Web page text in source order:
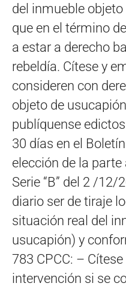
del inmueble
que en el término
a estar a derecho
rebeldía. Cítese y
consideren con
objeto de
publíquense
30 días en el
elección de la
Serie “B” del 2 /
diario ser de tiraje
situación real del
usucapión) y
783 CPCC: –
intervención si se